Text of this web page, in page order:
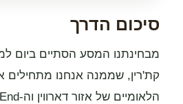
סיכום הדרך
מבחינתנו המסע הסתיים ביום
קת'רין, שממנה אנחנו מתחילים
הלאומיים של אזור דארווין וה-Far End.